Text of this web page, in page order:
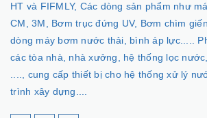
HT và FIFMLY, Các dòng sản phẩm như
CM, 3M, Bơm trục đứng UV, Bơm chìm
dòng máy bơm nước thải, bình áp lực.....
các tòa nhà, nhà xưởng, hệ thống lọc
...., cung cấp thiết bị cho hệ thống xử lý
trình xây dựng....